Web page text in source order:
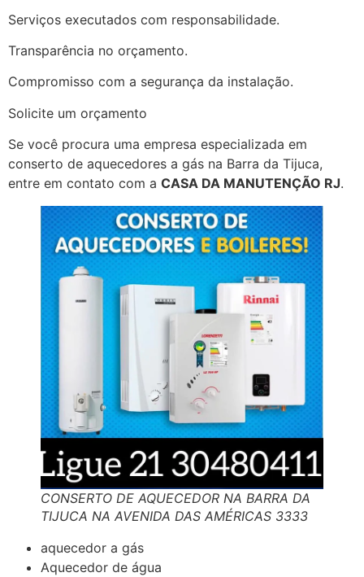
Serviços executados com responsabilidade.
Transparência no orçamento.
Compromisso com a segurança da instalação.
Solicite um orçamento
Se você procura uma empresa especializada em
conserto de aquecedores a gás na Barra da Tijuca,
entre em contato com a CASA DA MANUTENÇÃO RJ.
CONSERTO DE AQUECEDOR NA BARRA DA
TIJUCA NA AVENIDA DAS AMÉRICAS 3333
aquecedor a gás
Aquecedor de água